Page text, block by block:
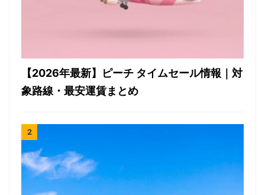
【2026年最新】ピーチ タイムセール情報｜対
象路線・最安運賃まとめ